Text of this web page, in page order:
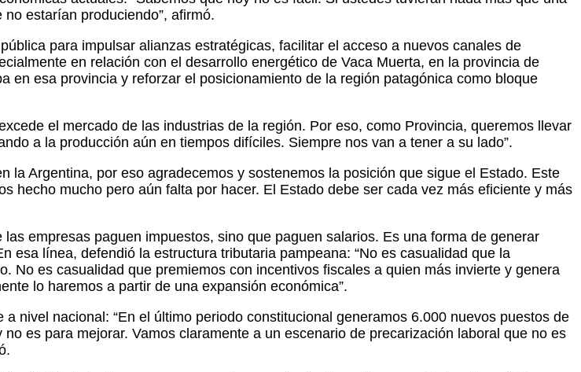
estarían produciendo”, afirmó.
para impulsar alianzas estratégicas, facilitar el acceso a nuevos canales de
en relación con el desarrollo energético de Vaca Muerta, en la provincia de
en esa provincia y reforzar el posicionamiento de la región patagónica como bloque
el mercado de las industrias de la región. Por eso, como Provincia, queremos llevar
a la producción aún en tiempos difíciles. Siempre nos van a tener a su lado”.
la Argentina, por eso agradecemos y sostenemos la posición que sigue el Estado. Este
hecho mucho pero aún falta por hacer. El Estado debe ser cada vez más eficiente y más
empresas paguen impuestos, sino que paguen salarios. Es una forma de generar
esa línea, defendió la estructura tributaria pampeana: “No es casualidad que la
No es casualidad que premiemos con incentivos fiscales a quien más invierte y genera
lo haremos a partir de una expansión económica”.
nivel nacional: “En el último periodo constitucional generamos 6.000 nuevos puestos de
es para mejorar. Vamos claramente a un escenario de precarización laboral que no es